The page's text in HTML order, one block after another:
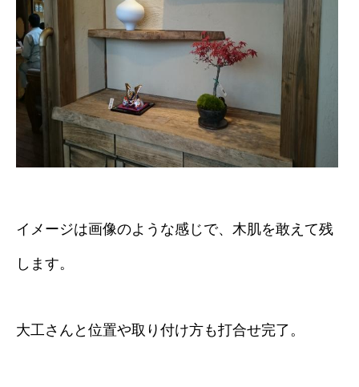
イメージは画像のような感じで、木肌を敢えて残
します。
大工さんと位置や取り付け方も打合せ完了。